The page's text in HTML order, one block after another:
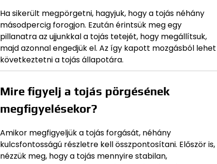
Ha sikerült megpörgetni, hagyjuk, hogy a tojás néhány
másodpercig forogjon. Ezután érintsük meg egy
pillanatra az ujjunkkal a tojás tetejét, hogy megállítsuk,
majd azonnal engedjük el. Az így kapott mozgásból lehet
következtetni a tojás állapotára.
Mire figyelj a tojás pörgésének
megfigyelésekor?
Amikor megfigyeljük a tojás forgását, néhány
kulcsfontosságú részletre kell összpontosítani. Először is,
nézzük meg, hogy a tojás mennyire stabilan,